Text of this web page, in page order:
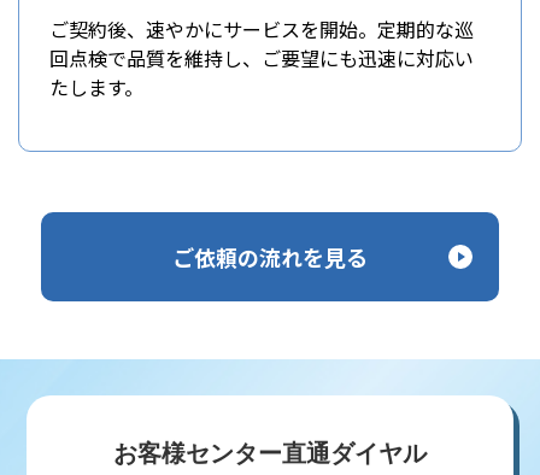
ご契約後、速やかにサービスを開始。定期的な巡
回点検で品質を維持し、ご要望にも迅速に対応い
たします。
ご依頼の流れを見る
お客様センター直通ダイヤル